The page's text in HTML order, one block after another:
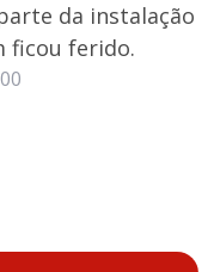
da instalação
ficou ferido.